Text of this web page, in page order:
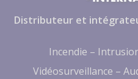
Distributeur et
Incendie –
Vidéosurveillance –